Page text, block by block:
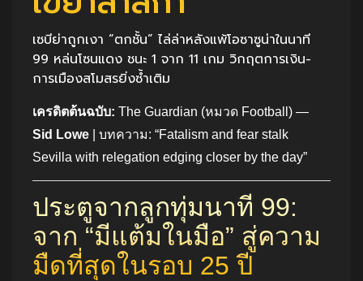
เซบีย่าถูกเงา “ตกชั้น” ไล่ล่าหลังแพ้โอซาซูน่าในนาที
99 หล่นโซนแดง ชนะ 1 จาก 11 เกม วิกฤตการเงิน-
การเมืองสโมสรยิ่งซ้ำเติม
เครดิตต้นฉบับ: The Guardian (หมวด Football) —
Sid Lowe | บทความ: “Fatalism and fear stalk
Sevilla with relegation edging closer by the day”
ประตูจากลูกทุ่มนาที 99:
จาก “มีแต้มในมือ” สู่ความ
มืดที่สุดในรอบ 25 ปี